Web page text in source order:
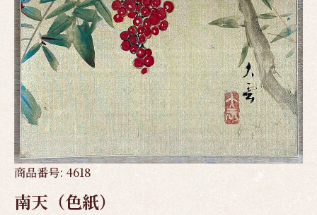
商品番号: 4618
南天（色紙）